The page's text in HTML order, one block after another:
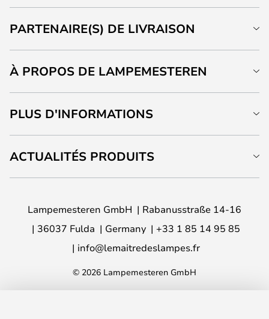
PARTENAIRE(S) DE LIVRAISON
À PROPOS DE LAMPEMESTEREN
PLUS D'INFORMATIONS
ACTUALITÉS PRODUITS
Lampemesteren GmbH
Rabanusstraße 14-16
36037 Fulda
Germany
+33 1 85 14 95 85
info@lemaitredeslampes.fr
© 2026 Lampemesteren GmbH